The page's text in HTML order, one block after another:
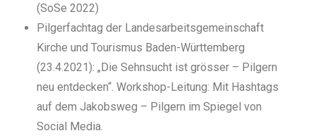
(SoSe 2022)
Pilgerfachtag der Landesarbeitsgemeinschaft
Kirche und Tourismus Baden-Württemberg
(23.4.2021): „Die Sehnsucht ist grösser – Pilgern
neu entdecken“. Workshop-Leitung: Mit Hashtags
auf dem Jakobsweg – Pilgern im Spiegel von
Social Media.